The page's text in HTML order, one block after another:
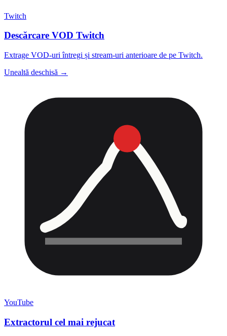
Twitch
Descărcare VOD Twitch
Extrage VOD-uri întregi și stream-uri anterioare de pe Twitch.
Unealtă deschisă →
YouTube
Extractorul cel mai rejucat